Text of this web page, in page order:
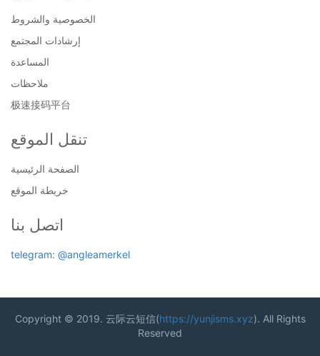
الخصوصية والشروط
إرشادات المجتمع
المساعدة
ملاحظات
极速接码平台
تنقل الموقع
الصفحة الرئيسية
خريطة الموقع
اتصل بنا
telegram: @angleamerkel
Copyright © 2019. 云际云短信(https://yunjisms.xyz). All Rights
Reserved